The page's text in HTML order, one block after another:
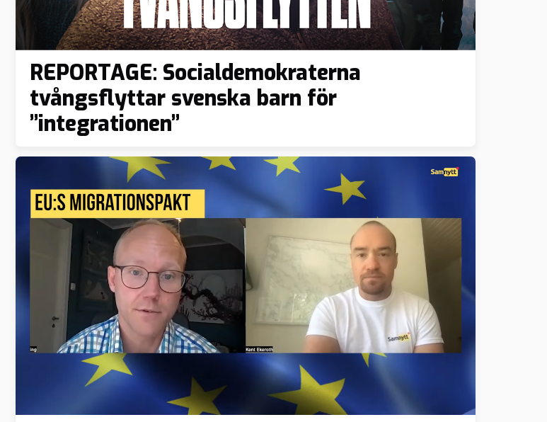
REPORTAGE: Socialdemokraterna
tvångsflyttar svenska barn för
”integrationen”